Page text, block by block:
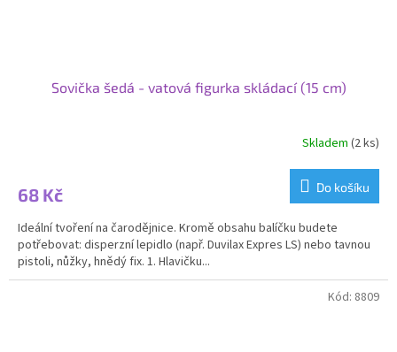
Sovička šedá - vatová figurka skládací (15 cm)
Skladem (2 ks)
68 Kč Do košíku
Ideální tvoření na čarodějnice. Kromě obsahu balíčku budete
potřebovat: disperzní lepidlo (např. Duvilax Expres LS) nebo tavnou
pistoli, nůžky, hnědý fix. 1. Hlavičku...
Kód: 8809